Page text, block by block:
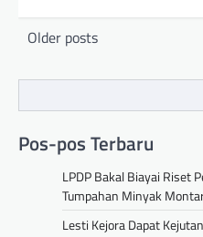
Posts
Older posts
Pos-pos Terbaru
LPDP Bakal Biayai Riset
Tumpahan Minyak
Lesti Kejora Dapat